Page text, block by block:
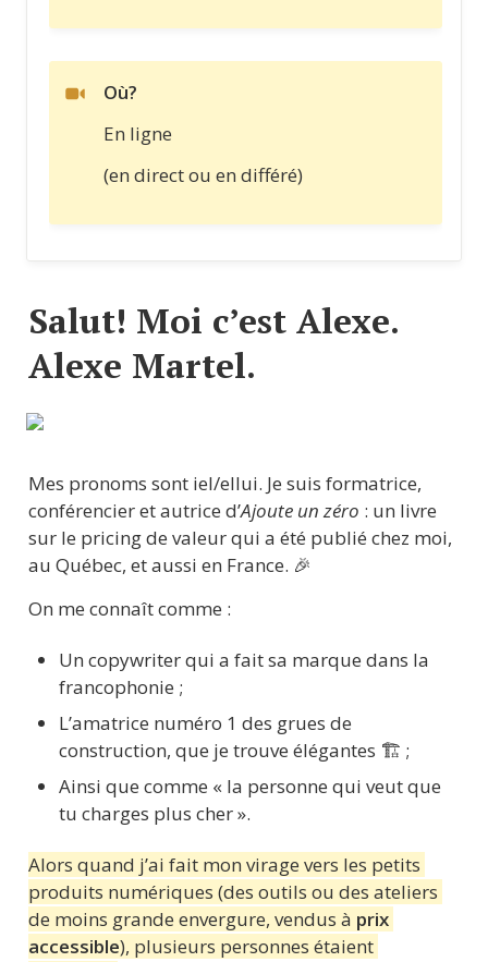
Où?
En ligne
(en direct ou en différé)
Salut! Moi c’est Alexe.
Alexe Martel.
Mes pronoms sont iel/ellui. Je suis formatrice,
conférencier et autrice d’Ajoute un zéro : un livre
sur le pricing de valeur qui a été publié chez moi,
au Québec, et aussi en France. 🎉
On me connaît comme :
Un copywriter qui a fait sa marque dans la
francophonie ;
L’amatrice numéro 1 des grues de
construction, que je trouve élégantes 🏗 ;
Ainsi que comme « la personne qui veut que
tu charges plus cher ».
Alors quand j’ai fait mon virage vers les petits
produits numériques (des outils ou des ateliers
de moins grande envergure, vendus à prix
accessible), plusieurs personnes étaient